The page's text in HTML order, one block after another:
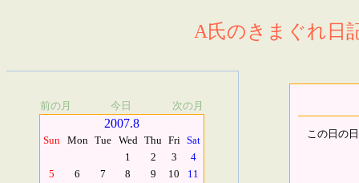
A氏のきまぐれ日
前の月 今日 次の月
2007.8
Sun Mon Tue Wed Thu Fri Sat
1
2 3
4
5
6 7 8 9 10
11
この日の